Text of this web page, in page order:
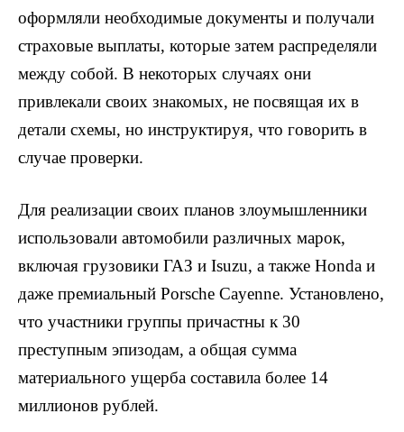
оформляли необходимые документы и получали
страховые выплаты, которые затем распределяли
между собой. В некоторых случаях они
привлекали своих знакомых, не посвящая их в
детали схемы, но инструктируя, что говорить в
случае проверки.
Для реализации своих планов злоумышленники
использовали автомобили различных марок,
включая грузовики ГАЗ и Isuzu, а также Honda и
даже премиальный Porsche Cayenne. Установлено,
что участники группы причастны к 30
преступным эпизодам, а общая сумма
материального ущерба составила более 14
миллионов рублей.